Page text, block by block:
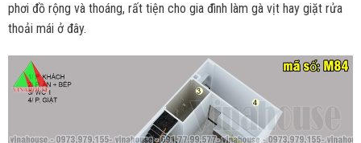
phơi đồ rộng và thoáng, rất tiện cho gia đình làm gà vịt hay giặt rửa
thoải mái ở đây.